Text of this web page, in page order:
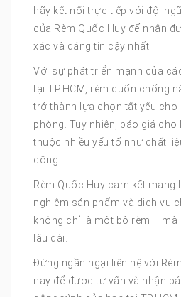
hãy kết nối trực tiếp với đội
của Rèm Quốc Huy để nhận
xác và đáng tin cậy nhất.
Với sự phát triển mạnh của
tại TP.HCM, rèm cuốn chống
trở thành lựa chọn tất yếu cho
phòng. Tuy nhiên, báo giá cho
thuộc nhiều yếu tố như chất
công.
Rèm Quốc Huy cam kết mang
nghiệm sản phẩm và dịch vụ
không chỉ là một bộ rèm –
lâu dài.
Đừng ngần ngại liên hệ với
nay để được tư vấn và nhận